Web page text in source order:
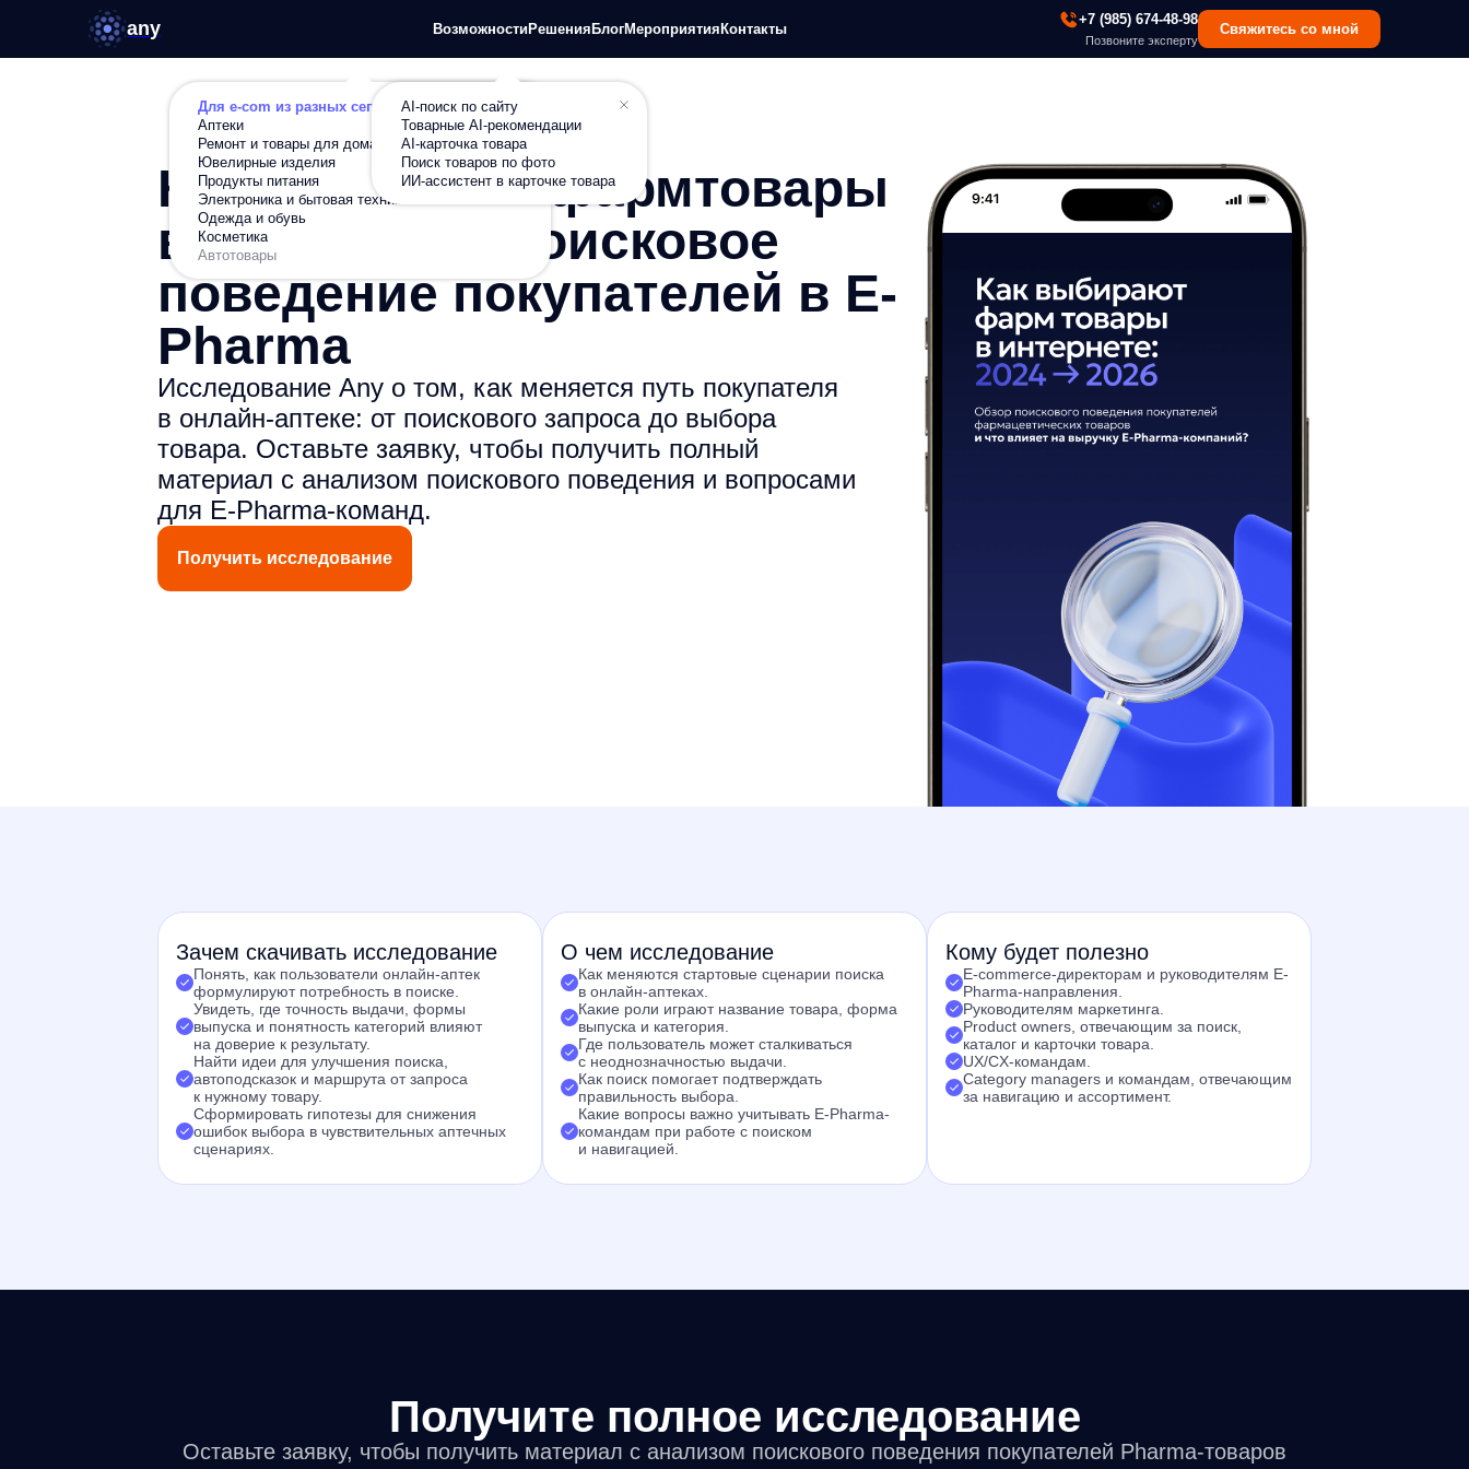
any ВозможностиРешенияБлогМероприятияКонтакты
+7 (985) 674-48-98
Свяжитесь со мной
Для e-com из разных сегментов
Аптеки
Ремонт и товары для дома
Ювелирные изделия
Продукты питания
Электроника и бытовая техника
Одежда и обувь
Косметика
Автотовары
AI-поиск по сайту
Товарные AI-рекомендации
AI-карточка товара
Поиск товаров по фото
ИИ-ассистент в карточке товара
Как выбирают фармтовары
в интернете: поисковое
поведение покупателей в E-
Pharma
Исследование Any о том, как меняется путь покупателя
в онлайн-аптеке: от поискового запроса до выбора
товара. Оставьте заявку, чтобы получить полный
материал с анализом поискового поведения и вопросами
для E-Pharma-команд.
Получить исследование
З ачем скачивать исследование
Понять, как пользователи онлайн-аптек
формулируют потребность в поиске.
Увидеть, где точность выдачи, формы
выпуска и понятность категорий влияют
на доверие к результату.
Найти идеи для улучшения поиска,
автоподсказок и маршрута от запроса
к нужному товару.
Сформировать гипотезы для снижения
ошибок выбора в чувствительных аптечных
сценариях.
О чем исследование
Как меняются стартовые сценарии поиска
в онлайн-аптеках.
Какие роли играют название товара, форма
выпуска и категория.
Где пользователь может сталкиваться
с неоднозначностью выдачи.
Как поиск помогает подтверждать
правильность выбора.
Какие вопросы важно учитывать E-Pharma-
командам при работе с поиском
и навигацией.
Кому будет полезно
E-commerce-директорам и руководителям E-
Pharma-направления.
Руководителям маркетинга.
Product owners, отвечающим за поиск,
каталог и карточки товара.
UX/CX-командам.
Category managers и командам, отвечающим
за навигацию и ассортимент.
Получите полное исследование
Оставьте заявку, чтобы получить материал с анализом поискового поведения покупателей Pharma-товаров